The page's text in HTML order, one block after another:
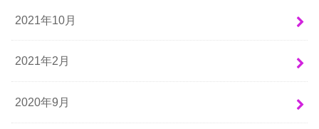
2021年10月
2021年2月
2020年9月